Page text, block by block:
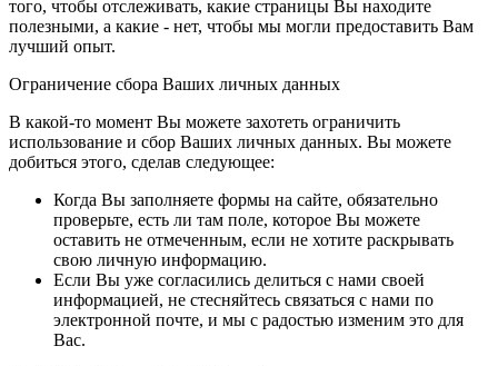
того, чтобы отслеживать, какие страницы Вы находите
полезными, а какие - нет, чтобы мы могли предоставить Вам
лучший опыт.
Ограничение сбора Ваших личных данных
В какой-то момент Вы можете захотеть ограничить
использование и сбор Ваших личных данных. Вы можете
добиться этого, сделав следующее:
Когда Вы заполняете формы на сайте, обязательно
проверьте, есть ли там поле, которое Вы можете
оставить не отмеченным, если не хотите раскрывать
свою личную информацию.
Если Вы уже согласились делиться с нами своей
информацией, не стесняйтесь связаться с нами по
электронной почте, и мы с радостью изменим это для
Вас.